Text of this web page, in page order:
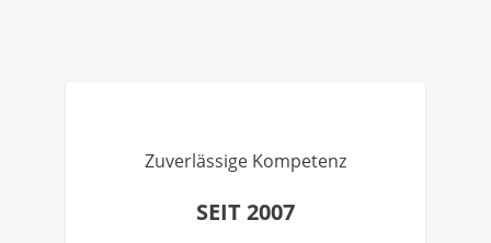
Zuverlässige Kompetenz
SEIT 2007